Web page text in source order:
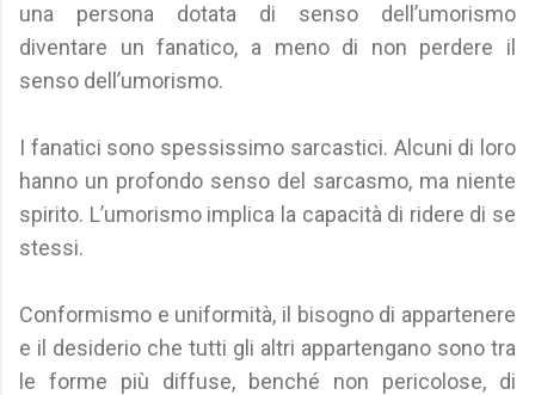
una persona dotata di senso dell’umorismo
diventare un fanatico, a meno di non perdere il
senso dell’umorismo.
I fanatici sono spessissimo sarcastici. Alcuni di loro
hanno un profondo senso del sarcasmo, ma niente
spirito. L’umorismo implica la capacità di ridere di se
stessi.
Conformismo e uniformità, il bisogno di appartenere
e il desiderio che tutti gli altri appartengano sono tra
le forme più diffuse, benché non pericolose, di